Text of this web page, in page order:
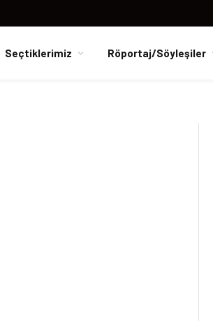
Seçtiklerimiz Röportaj/Söyleşiler